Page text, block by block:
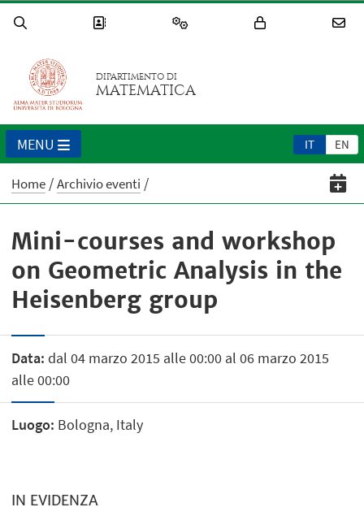
DIPARTIMENTO DI
MATEMATICA
IT EN
MENU
Home Archivio eventi
Mini-courses and workshop
on Geometric Analysis in the
Heisenberg group
Data: dal 04 marzo 2015 alle 00:00 al 06 marzo 2015
alle 00:00
Luogo: Bologna, Italy
IN EVIDENZA